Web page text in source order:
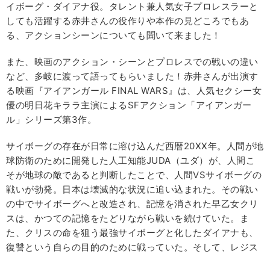
イボーグ・ダイアナ役。タレント兼人気女子プロレスラーと
しても活躍する赤井さんの役作りや本作の見どころでもあ
る、アクションシーンについても聞いて来ました！
また、映画のアクション・シーンとプロレスでの戦いの違い
など、多岐に渡って語ってもらいました！赤井さんが出演す
る映画『アイアンガール FINAL WARS』は、人気セクシー女
優の明日花キララ主演によるSFアクション「アイアンガー
ル」シリーズ第3作。
サイボーグの存在が日常に溶け込んだ西暦20XX年。人間が地
球防衛のために開発した人工知能JUDA（ユダ）が、人間こ
そが地球の敵であると判断したことで、人間VSサイボーグの
戦いが勃発。日本は壊滅的な状況に追い込まれた。その戦い
の中でサイボーグへと改造され、記憶を消された早乙女クリ
スは、かつての記憶をたどりながら戦いを続けていた。ま
た、クリスの命を狙う最強サイボーグと化したダイアナも、
復讐という自らの目的のために戦っていた。そして、レジス